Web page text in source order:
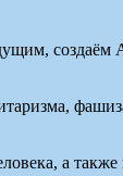
создаём
а